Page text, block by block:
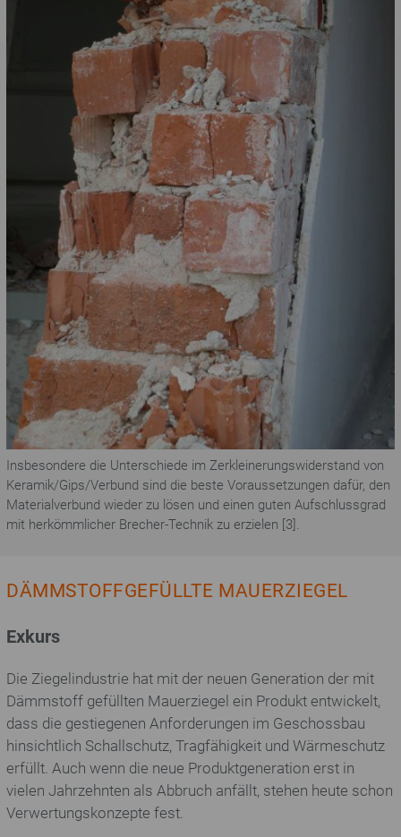
Insbesondere die Unterschiede im Zerkleinerungswiderstand von
Keramik/Gips/Verbund sind die beste Voraussetzungen dafür, den
Materialverbund wieder zu lösen und einen guten Aufschlussgrad
mit herkömmlicher Brecher-Technik zu erzielen [3].
DÄMMSTOFFGEFÜLLTE MAUERZIEGEL
Exkurs
Die Ziegelindustrie hat mit der neuen Generation der mit
Dämmstoff gefüllten Mauerziegel ein Produkt entwickelt,
dass die gestiegenen Anforderungen im Geschossbau
hinsichtlich Schallschutz, Tragfähigkeit und Wärmeschutz
erfüllt. Auch wenn die neue Produktgeneration erst in
vielen Jahrzehnten als Abbruch anfällt, stehen heute schon
Verwertungskonzepte fest.